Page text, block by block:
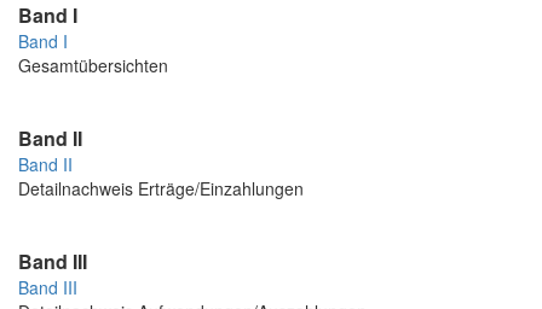
Band I
Band I
Gesamtübersichten
Band II
Band II
Detailnachweis Erträge/Einzahlungen
Band III
Band III